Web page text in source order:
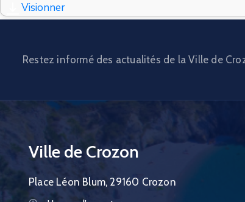
Visionner
Restez informé des actualités de la Ville de
Ville de Crozon
Place Léon Blum, 29160 Crozon